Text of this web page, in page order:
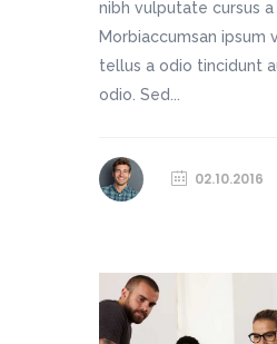
nibh vulputate cursus a
Morbiaccumsan ipsum
tellus a odio tincidunt
odio. Sed...
02.10.2016